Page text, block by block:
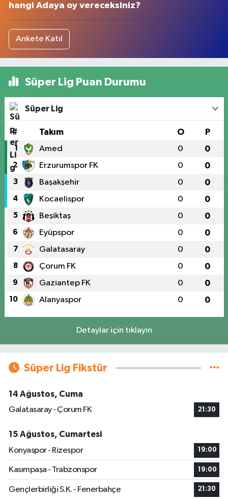
hangi Adaya oy vereceksiniz?
Ankete Katıl
Süper Lig Puan Durumu
Süper Lig
# Takım O P
1 Amed 0 0
2 Erzurumspor FK 0 0
3 Başakşehir 0 0
4 Kocaelispor 0 0
5 Beşiktaş 0 0
6 Eyüpspor 0 0
7 Galatasaray 0 0
8 Çorum FK 0 0
9 Gaziantep FK 0 0
10 Alanyaspor 0 0
Detaylar için tıklayın
Süper Lig Fikstür
14 Ağustos, Cuma
Galatasaray - Çorum FK
21:30
15 Ağustos, Cumartesi
Konyaspor - Rizespor
19:00
Kasımpaşa - Trabzonspor 19:00
Gençlerbirliği S.K. - Fenerbahçe 21:30